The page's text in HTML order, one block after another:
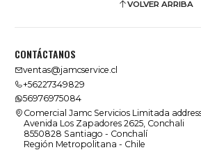
VOLVER ARRIBA
CONTÁCTANOS
ventas@jamcservice.cl
+56227349829
56976975084
Comercial Jamc Servicios Limitada
Avenida Los Zapadores 2625, Conchali
8550828 Santiago - Conchalí
Región Metropolitana - Chile